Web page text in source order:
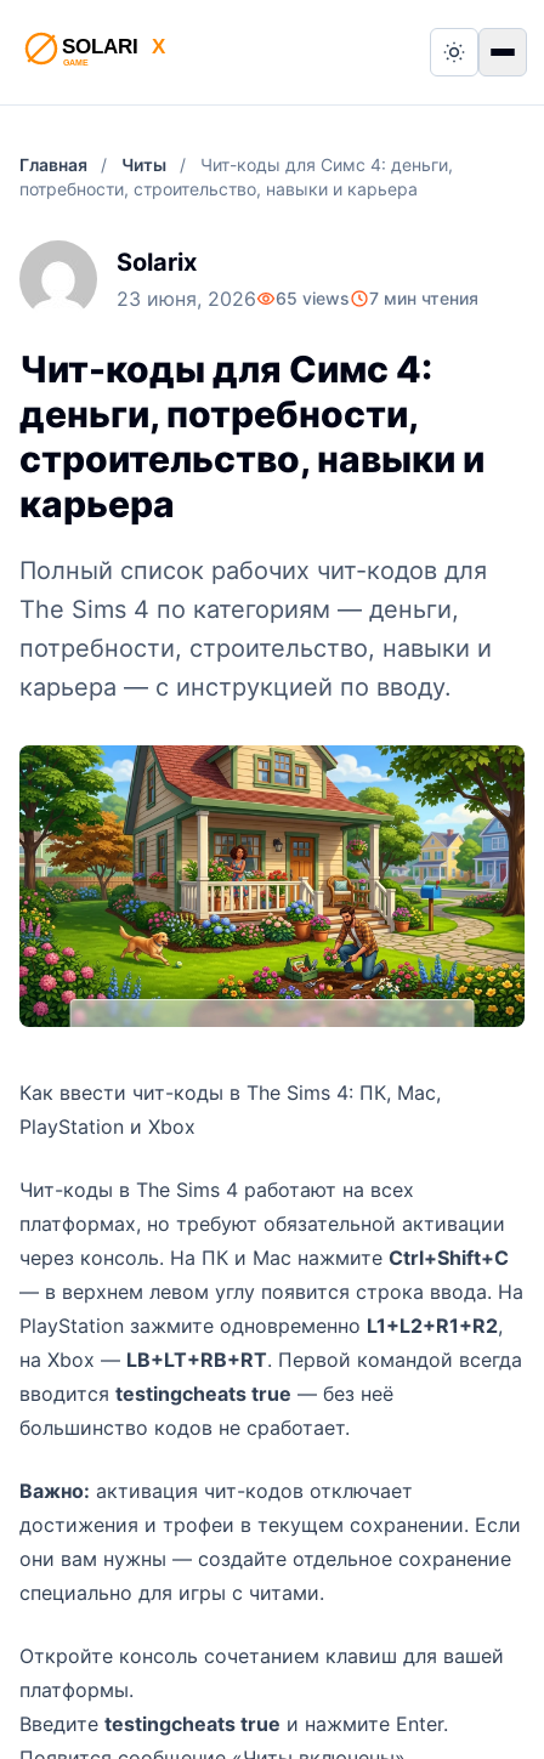
Switch
Главная / Читы /
Чит-коды для Симс 4: деньги,
потребности, строительство, навыки и карьера
Solarix
23 июня, 2026 65 views 7 мин чтения
Чит-коды для Симс 4:
деньги, потребности,
строительство, навыки и
карьера
Полный список рабочих чит-кодов для
The Sims 4 по категориям — деньги,
потребности, строительство, навыки и
карьера — с инструкцией по вводу.
Как ввести чит-коды в The Sims 4: ПК, Mac,
PlayStation и Xbox
Чит-коды в The Sims 4 работают на всех
платформах, но требуют обязательной активации
через консоль. На ПК и Mac нажмите Ctrl+Shift+C
— в верхнем левом углу появится строка ввода. На
PlayStation зажмите одновременно L1+L2+R1+R2,
на Xbox — LB+LT+RB+RT. Первой командой всегда
вводится testingcheats true — без неё
большинство кодов не сработает.
Важно: активация чит-кодов отключает
достижения и трофеи в текущем сохранении. Если
они вам нужны — создайте отдельное сохранение
специально для игры с читами.
Откройте консоль сочетанием клавиш для вашей
платформы.
Введите testingcheats true и нажмите Enter.